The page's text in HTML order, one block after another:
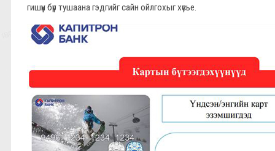
гишүүн бүр тушаана гэдгийг сайн ойлгохыг хүсье.